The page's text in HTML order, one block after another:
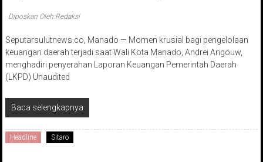
Diposkan Oleh:Redaksi
Seputarsulutnews.co, Manado — Momen krusial bagi pengelolaan
keuangan daerah terjadi saat Wali Kota Manado, Andrei Angouw,
menghadiri penyerahan Laporan Keuangan Pemerintah Daerah
(LKPD) Unaudited
Baca selengkapnya
Headline Sitaro